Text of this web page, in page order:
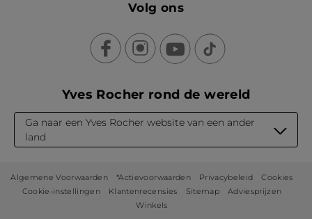
Volg ons
Yves Rocher rond de wereld
Ga naar een Yves Rocher website van een ander
land
Algemene Voorwaarden *Actievoorwaarden Privacybeleid
Cookies
Cookie-instellingen
Klantenrecensies Sitemap
Adviesprijzen
Winkels